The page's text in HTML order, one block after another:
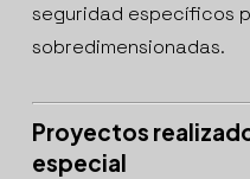
seguridad específicos
sobredimensionadas.
Proyectos
especial